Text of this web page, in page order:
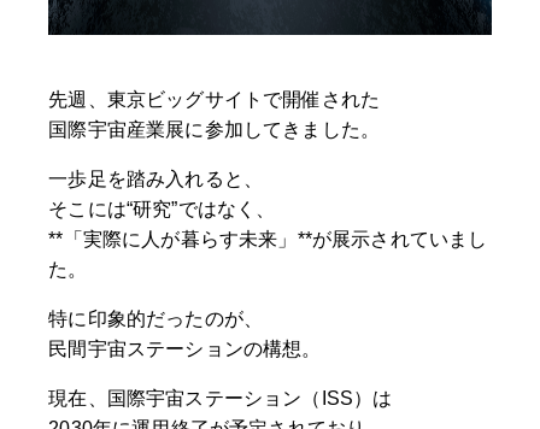
先週、東京ビッグサイトで開催された
国際宇宙産業展に参加してきました。
一歩足を踏み入れると、
そこには“研究”ではなく、
**「実際に人が暮らす未来」**が展示されていまし
た。
特に印象的だったのが、
民間宇宙ステーションの構想。
現在、国際宇宙ステーション（ISS）は